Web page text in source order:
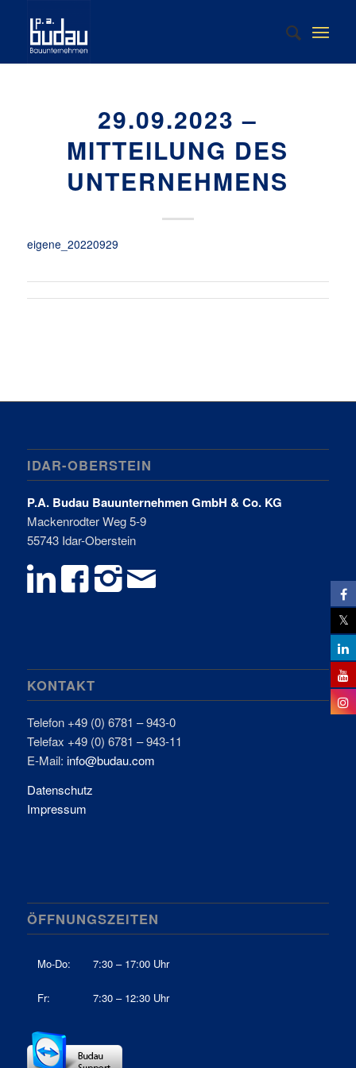
29.09.2023 –
MITTEILUNG DES
UNTERNEHMENS
eigene_20220929
IDAR-OBERSTEIN
P.A. Budau Bauunternehmen GmbH & Co. KG
Mackenrodter Weg 5-9
55743 Idar-Oberstein
KONTAKT
Telefon +49 (0) 6781 – 943-0
Telefax +49 (0) 6781 – 943-11
E-Mail: info@budau.com
Datenschutz
Impressum
ÖFFNUNGSZEITEN
Mo-Do: 7:30 – 17:00 Uhr
Fr: 7:30 – 12:30 Uhr